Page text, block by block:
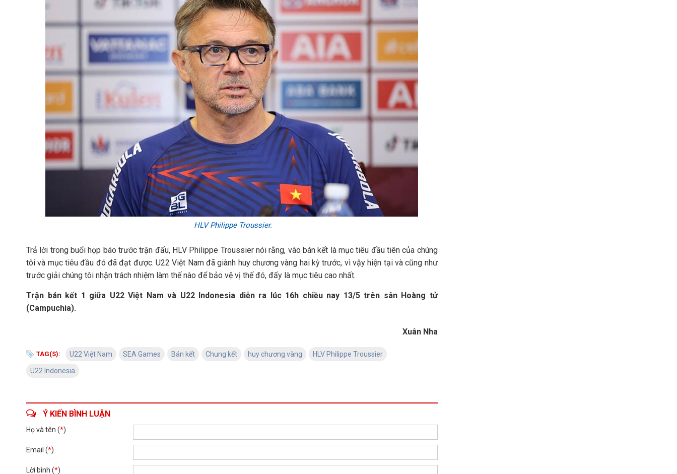
HLV Philippe Troussier.
Trả lời trong buổi họp báo trước trận đấu, HLV Philippe Troussier nói rằng, vào bán kết là mục tiêu đầu tiên của chúng
tôi và mục tiêu đầu đó đã đạt được. U22 Việt Nam đã giành huy chương vàng hai kỳ trước, vì vậy hiện tại và cũng như
trước giải chúng tôi nhận trách nhiệm làm thế nào để bảo vệ vị thế đó, đấy là mục tiêu cao nhất.
Trận bán kết 1 giữa U22 Việt Nam và U22 Indonesia diễn ra lúc 16h chiều nay 13/5 trên sân Hoàng tử
(Campuchia).
Xuân Nha
TAG(S): U22 Việt Nam SEA Games Bán kết Chung kết huy chương vàng HLV Philippe Troussier
U22 Indonesia
Ý KIẾN BÌNH LUẬN
Họ và tên (*)
Email (*)
Lời bình (*)